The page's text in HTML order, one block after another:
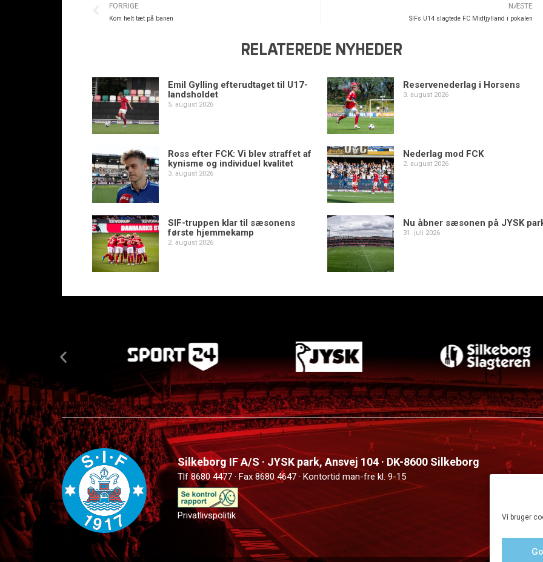
Vi bruger
FORRIGE
Kom helt tæt på banen
NÆSTE
SIFs U14 slagtede FC Midtjylland i pokalen
RELATEREDE NYHEDER
Emil Gylling efterudtaget til U17-
landsholdet
5. august 2026
Reservenederlag i Horsens
3. august 2026
Ross efter FCK: Vi blev straffet af
kynisme og individuel kvalitet
3. august 2026
Nederlag mod FCK
2. august 2026
SIF-truppen klar til sæsonens
første hjemmekamp
2. august 2026
Nu åbner sæsonen på JYSK
31. juli 2026
Silkeborg IF A/S · JYSK park, Ansvej 104 · DK-8600 Silkeborg
Tlf 8680 4477 · Fax 8680 4647 · Kontortid man-fre kl. 9-15
Privatlivspolitik